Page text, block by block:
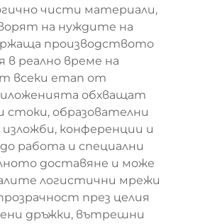
чисти материали,
на нуждите на
производството
в реално време на
всеки етап от
обхващат
образователни
конференции и
работа и специални
доставяне и може
логистични мрежи
през целия
дръжки, вътрешни